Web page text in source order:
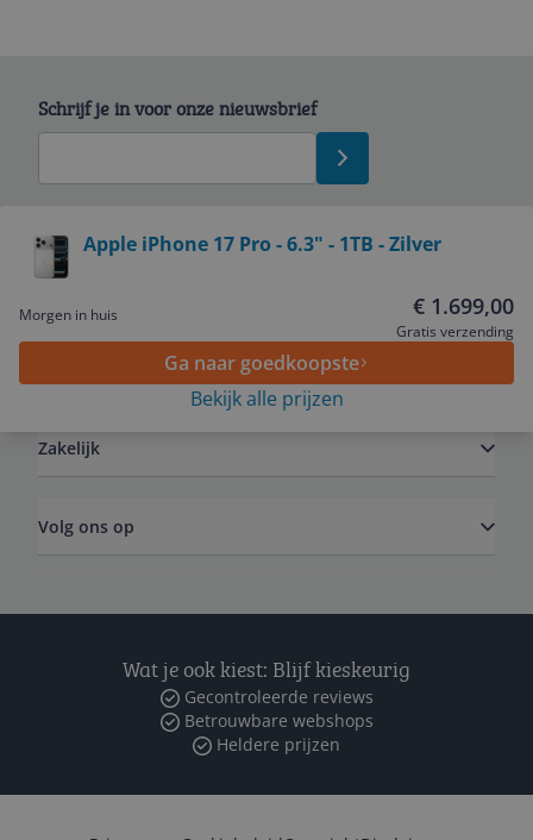
Apple iPhone 17 Pro - 6.3" - 1TB - Zilver
Morgen in huis € 1.699,00
Gratis verzending
Ga naar goedkoopste
Bekijk alle prijzen
Schrijf je in voor onze nieuwsbrief
Zakelijk
Volg ons op
Wat je ook kiest: Blijf kieskeurig
Gecontroleerde reviews
Betrouwbare webshops
Heldere prijzen